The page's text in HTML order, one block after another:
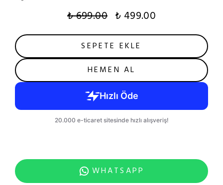
₺ 699.00 ₺ 499.00
SEPETE EKLE
HEMEN AL
WHATSAPP